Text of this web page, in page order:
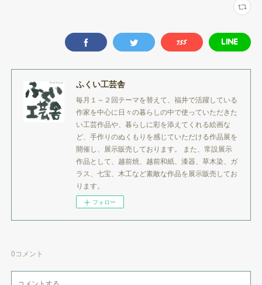
ふくい工芸舎
毎月１～２回テーマを替えて、福井で活躍している
作家を中心に日々の暮らしの中で使っていただきた
い工芸作品や、暮らしに彩を添えてくれる絵画な
ど、手作りのぬくもりを感じていただける作品展を
開催し、展示販売しております。 また、常設展示
作品として、越前焼、越前和紙、漆器、草木染、ガ
ラス、七宝、木工など素敵な作品を展示販売してお
ります。
フォロー
0コメント